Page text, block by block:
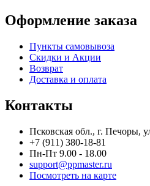
Оформление заказа
Пункты самовывоза
Скидки и Акции
Возврат
Доставка и оплата
Контакты
Псковская обл., г. Печоры,
+7 (911) 380-18-81
Пн-Пт 9.00 - 18.00
support@ppmaster.ru
Посмотреть на карте